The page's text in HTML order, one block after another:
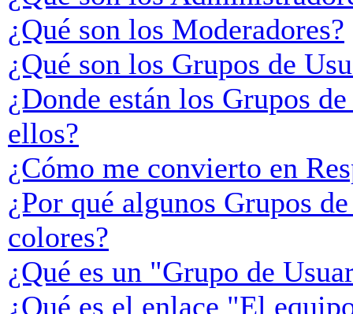
¿Qué son los Moderadores?
¿Qué son los Grupos de
¿Donde están los Grupos
ellos?
¿Cómo me convierto en
¿Por qué algunos Grupos
colores?
¿Qué es un "Grupo de
¿Qué es el enlace "El